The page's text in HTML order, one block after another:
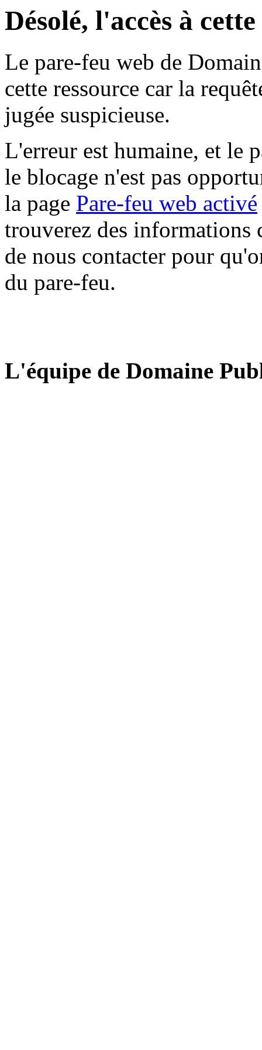
Désolé, l'accès à
Le pare-feu web de
cette ressource car la
jugée suspicieuse.
L'erreur est humaine, et le
le blocage n'est pas
la page Pare-feu web activé
trouverez des informations
de nous contacter pour
du pare-feu.
L'équipe de Domaine